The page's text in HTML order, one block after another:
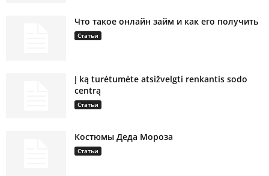
Что такое онлайн займ и как его получить
Статьи
Į ką turėtumėte atsižvelgti renkantis sodo
centrą
Статьи
Костюмы Деда Мороза
Статьи